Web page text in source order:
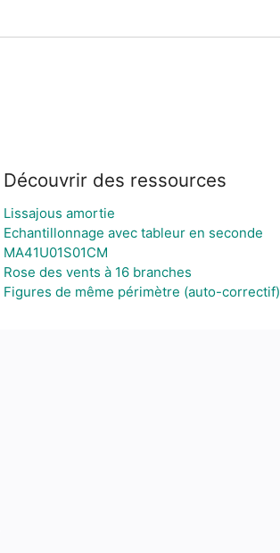
Découvrir des ressources
Lissajous amortie
Echantillonnage avec tableur en seconde
MA41U01S01CM
Rose des vents à 16 branches
Figures de même périmètre (auto-correctif)